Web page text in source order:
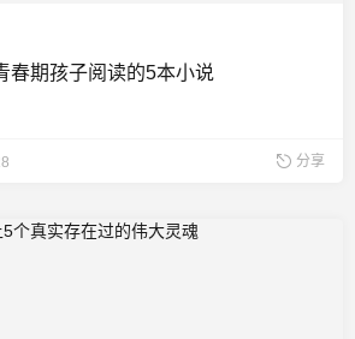
春期孩子阅读的5本小说
分享